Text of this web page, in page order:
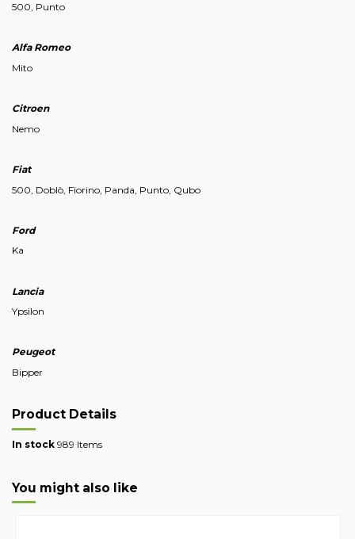
500, Punto
Alfa Romeo
Mito
Citroen
Nemo
Fiat
500, Doblò, Fiorino, Panda, Punto, Qubo
Ford
Ka
Lancia
Ypsilon
Peugeot
Bipper
Product Details
In stock 989 Items
You might also like